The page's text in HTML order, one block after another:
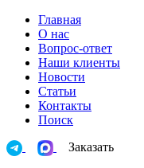
Главная
О нас
Вопрос-ответ
Наши клиенты
Новости
Статьи
Контакты
Поиск
Заказать